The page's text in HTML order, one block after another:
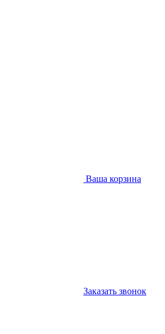
Ваша корзина
Заказать звонок